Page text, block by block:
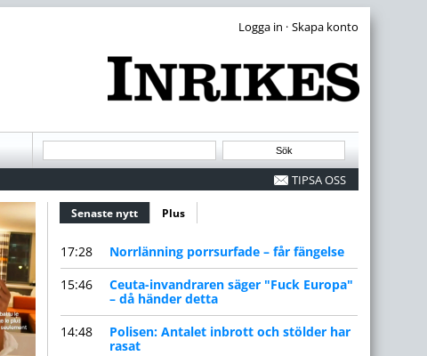
·
TIPSA OSS
Senaste nytt (aktiv flik)
Plus
17:28
Norrlänning porrsurfade – får fängelse
15:46
Ceuta-invandraren säger "Fuck Europa"
– då händer detta
14:48
Polisen: Antalet inbrott och stölder har
rasat